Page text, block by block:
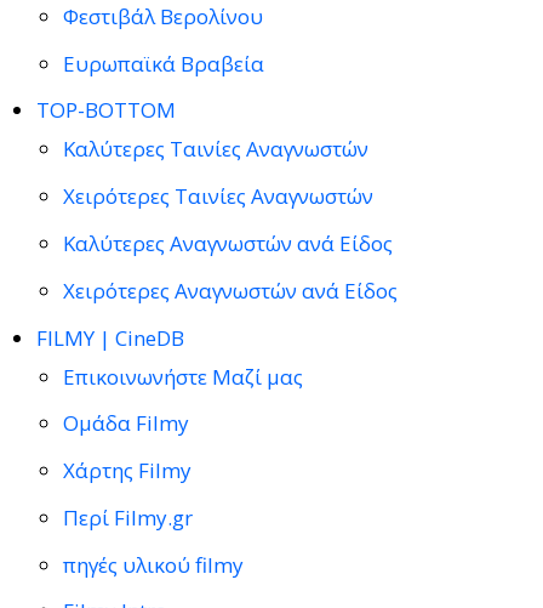
Φεστιβάλ Βερολίνου
Ευρωπαϊκά Βραβεία
TOP-BOTTOM
Καλύτερες Ταινίες Αναγνωστών
Χειρότερες Ταινίες Αναγνωστών
Καλύτερες Αναγνωστών ανά Είδος
Χειρότερες Αναγνωστών ανά Είδος
FILMY | CineDB
Επικοινωνήστε Μαζί μας
Ομάδα Filmy
Χάρτης Filmy
Περί Filmy.gr
πηγές υλικού filmy